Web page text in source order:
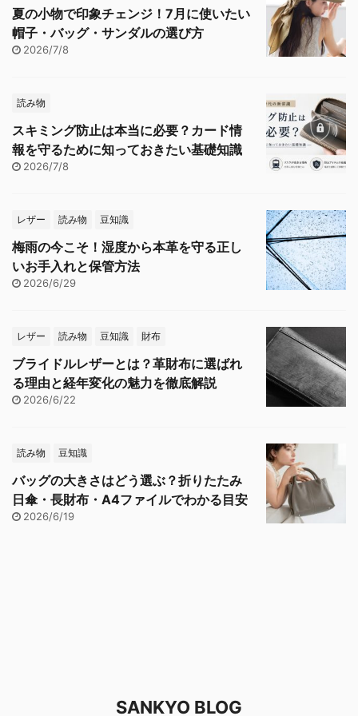
夏の小物で印象チェンジ！7月に使いたい
帽子・バッグ・サンダルの選び方
2026/7/8
読み物
スキミング防止は本当に必要？カード情
報を守るために知っておきたい基礎知識
2026/7/8
レザー 読み物 豆知識
梅雨の今こそ！湿度から本革を守る正し
いお手入れと保管方法
2026/6/29
レザー 読み物 豆知識 財布
ブライドルレザーとは？革財布に選ばれ
る理由と経年変化の魅力を徹底解説
2026/6/22
読み物 豆知識
バッグの大きさはどう選ぶ？折りたたみ
日傘・長財布・A4ファイルでわかる目安
2026/6/19
SANKYO BLOG